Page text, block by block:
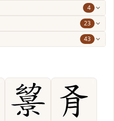
4
23
43